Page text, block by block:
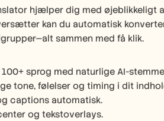
hjælper dig med
kan du automatisk
sammen med få klik.
sprog med naturlige AI-
tone, følelser og timing i dit
captions automatisk.
og tekstoverlays.